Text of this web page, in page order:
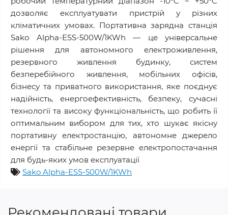
дозволяє експлуатувати пристрій у різних
кліматичних умовах. Портативна зарядна станція
Sako Alpha-ESS-500W/1KWh — це універсальне
рішення для автономного електроживлення,
резервного живлення будинку, систем
безперебійного живлення, мобільних офісів,
бізнесу та приватного використання, яке поєднує
надійність, енергоефективність, безпеку, сучасні
технології та високу функціональність, що робить її
оптимальним вибором для тих, хто шукає якісну
портативну електростанцію, автономне джерело
енергії та стабільне резервне електропостачання
для будь-яких умов експлуатації
Sako Alpha-ESS-500W/1KWh